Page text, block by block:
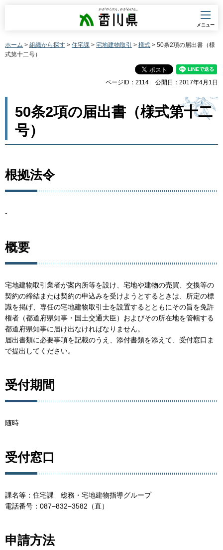
香川県
メニュー
ホーム > 組織から探す > 住宅課 > 宅地建物取引 > 様式 > 50条2項の届出書（様
式第十二号）
ページID：2114 公開日：2017年4月1日
50条2項の届出書（様式第十二
号）
根拠法令
-
概要
宅地建物取引業者が案内所等を設け、宅地や建物の売買、交換等の
契約の締結または契約の申込みを受けようとするときは、所定の標
識を掲げ、専任の宅地建物取引士を設置するとともにその旨を免許
権者（都道府県知事・国土交通大臣）およびその所在地を管轄する
都道府県知事に届け出なければなりません。
届出書類に必要事項を記載のうえ、添付書類を添えて、受付窓口ま
で提出してください。
受付期間
随時
受付窓口
課名等：住宅課 総務・宅地建物指導グループ
電話番号：087−832−3582（直）
申請方法